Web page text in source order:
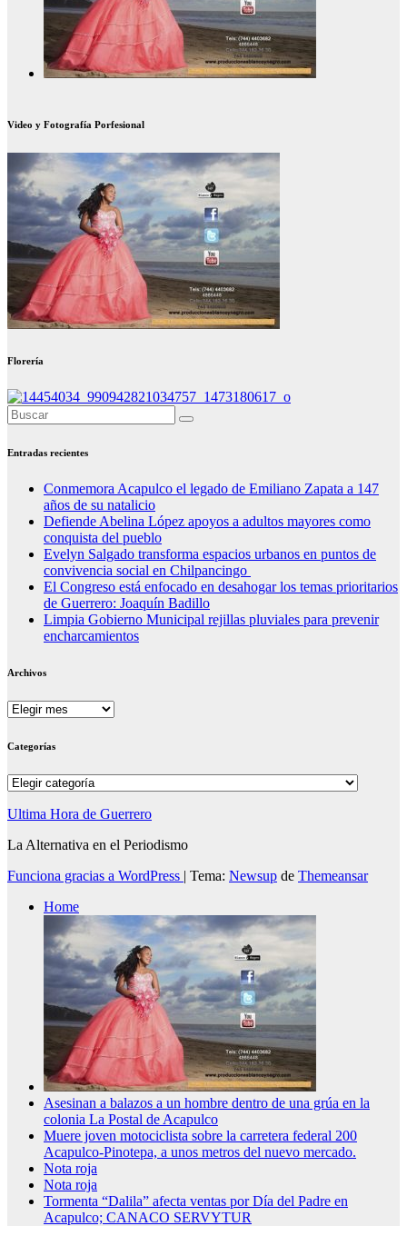
Video y Fotografía Porfesional
Florería
Entradas recientes
Conmemora Acapulco el legado de Emiliano Zapata a 147
años de su natalicio
Defiende Abelina López apoyos a adultos mayores como
conquista del pueblo
Evelyn Salgado transforma espacios urbanos en puntos de
convivencia social en Chilpancingo
El Congreso está enfocado en desahogar los temas prioritarios
de Guerrero: Joaquín Badillo
Limpia Gobierno Municipal rejillas pluviales para prevenir
encharcamientos
Archivos
Archivos
Categorías
Categorías
Ultima Hora de Guerrero
La Alternativa en el Periodismo
Funciona gracias a WordPress | Tema: Newsup de Themeansar
Home
Asesinan a balazos a un hombre dentro de una grúa en la
colonia La Postal de Acapulco
Muere joven motociclista sobre la carretera federal 200
Acapulco-Pinotepa, a unos metros del nuevo mercado.
Nota roja
Nota roja
Tormenta “Dalila” afecta ventas por Día del Padre en
Acapulco; CANACO SERVYTUR